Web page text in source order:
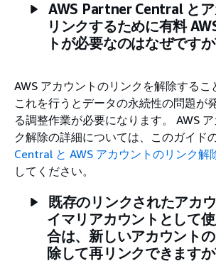
AWS Partner Central と
リンクするために有料
トが必要なのはなぜですか
AWS アカウントのリンクを解除するこ
これを行うとデータの永続性の問題が
る調整作業が必要になります。 AWS
ク解除の詳細については、このガイド
Central と AWS アカウントのリンク解
してください。
既存のリンクされたアカ
イマリアカウントとして
合は、新しいアカウント
除して再リンクできますか